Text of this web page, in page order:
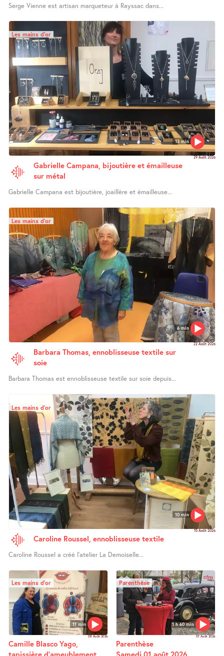
Serge Vienne est artisan marqueteur à Rayssac dans...
13 min
Les mains d’or
29 Août 2026
Gabrielle Campana, bijoutière et émailleuse
sur métal
Gabrielle Campana est bijoutière, joaillère et émailleuse...
6 min
Les mains d’or
22 Août 2026
Barbara Thomas, ennoblisseuse textile sur
soie
Barbara Thomas est ennoblisseuse textile sur soie depuis...
10 min
Les mains d’or
15 Août 2026
Caroline Roussel, ennoblisseuse textile
Caroline Roussel a créé l’atelier La Demoiselle...
11 min
Les mains d’or
08 Août 2026
Camille Blasco Yago,
tapissière d’ameublement
1 h 60 min
Parenthèse
01 Août 2026
Parenthèse
Samedi 01 août 2026